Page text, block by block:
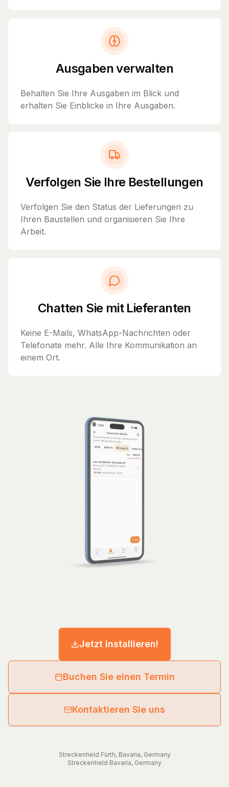
Ausgaben verwalten
Behalten Sie Ihre Ausgaben im Blick und
erhalten Sie Einblicke in Ihre Ausgaben.
Verfolgen Sie Ihre Bestellungen
Verfolgen Sie den Status der Lieferungen zu
Ihren Baustellen und organisieren Sie Ihre
Arbeit.
Chatten Sie mit Lieferanten
Keine E-Mails, WhatsApp-Nachrichten oder
Telefonate mehr. Alle Ihre Kommunikation an
einem Ort.
Jetzt installieren!
Buchen Sie einen Termin
Kontaktieren Sie uns
Streckenheld Fürth, Bavaria, Germany
Streckenheld Bavaria, Germany